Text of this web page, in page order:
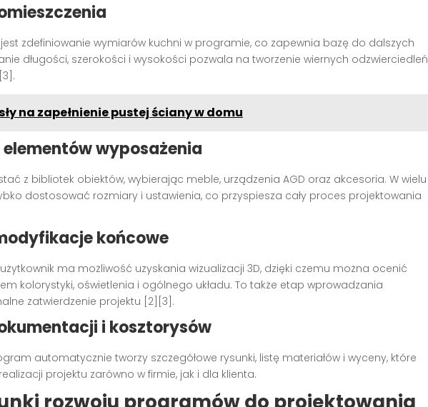
zdefiniowanie wymiarów kuchni w programie, co zapewnia bazę do dalszych
długości, szerokości i wysokości pozwala na tworzenie wiernych odzwierciedleń
na zapełnienie pustej ściany w domu
wyposażenia
z bibliotek obiektów, wybierając meble, urządzenia AGD oraz akcesoria. W wielu
dostosować rozmiary i ustawienia, co przyspiesza cały proces projektowania
końcowe
ma możliwość uzyskania wizualizacji 3D, dzięki czemu można ocenić
kolorystyki, oświetlenia i ogólnego układu. To także etap wprowadzania
zatwierdzenie projektu [2][3].
i kosztorysów
automatycznie tworzy szczegółowe rysunki, listę materiałów i wyceny, które
projektu zarówno w firmie, jak i dla klienta.